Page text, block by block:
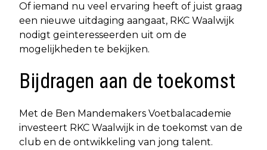
Of iemand nu veel ervaring heeft of juist graag
een nieuwe uitdaging aangaat, RKC Waalwijk
nodigt geïnteresseerden uit om de
mogelijkheden te bekijken.
Bijdragen aan de toekomst
Met de Ben Mandemakers Voetbalacademie
investeert RKC Waalwijk in de toekomst van de
club en de ontwikkeling van jong talent.